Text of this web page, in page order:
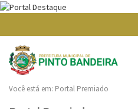
Você está em: Portal Premiado